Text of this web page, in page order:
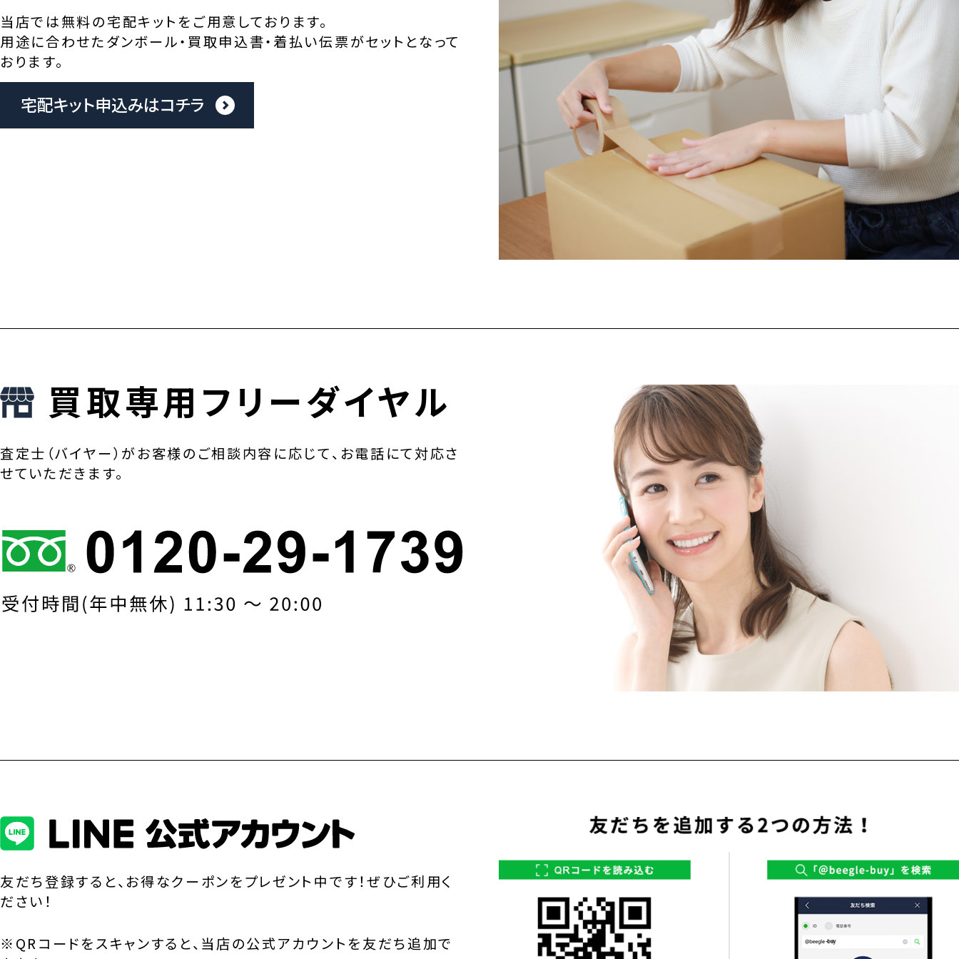
当店では無料の宅配キットをご用意しております。
用途に合わせたダンボール・買取申込書・着払い伝票がセットとなって
おります。
宅配キット申込みはコチラ
買取専用フリーダイヤル
査定士（バイヤー）がお客様のご相談内容に応じて、お電話にて対応さ
せていただきます。
友だち登録すると、お得なクーポンをプレゼント中です！ぜひご利用く
ださい！
※QRコードをスキャンすると、当店の公式アカウントを友だち追加で